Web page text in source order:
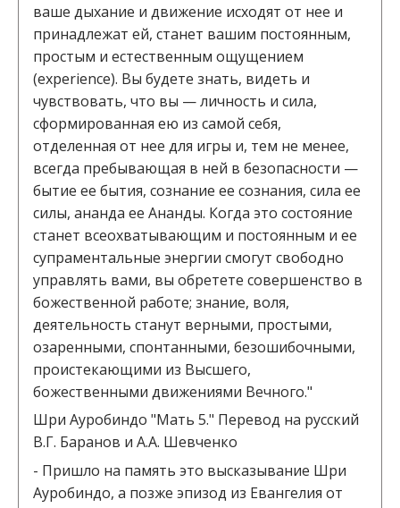
ваше дыхание и движение исходят от нее и
принадлежат ей, станет вашим постоянным,
простым и естественным ощущением
(experience). Вы будете знать, видеть и
чувствовать, что вы — личность и сила,
сформированная ею из самой себя,
отделенная от нее для игры и, тем не менее,
всегда пребывающая в ней в безопасности —
бытие ее бытия, сознание ее сознания, сила ее
силы, ананда ее Ананды. Когда это состояние
станет всеохватывающим и постоянным и ее
супраментальные энергии смогут свободно
управлять вами, вы обретете совершенство в
божественной работе; знание, воля,
деятельность станут верными, простыми,
озаренными, спонтанными, безошибочными,
проистекающими из Высшего,
божественными движениями Вечного."
Шри Ауробиндо "Мать 5." Перевод на русский
В.Г. Баранов и А.А. Шевченко
- Пришло на память это высказывание Шри
Ауробиндо, а позже эпизод из Евангелия от